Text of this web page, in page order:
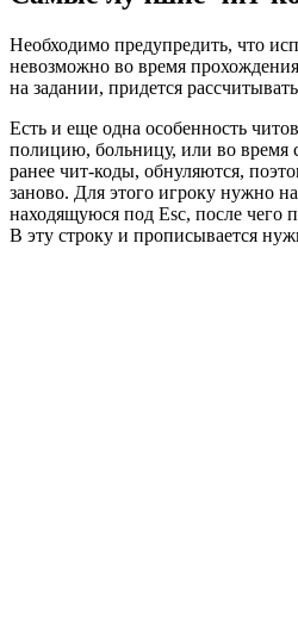
Необходимо предупредить, что
невозможно во время
на задании, придется
Есть и еще одна особенность
полицию, больницу, или во время
ранее чит-коды, обнуляются,
заново. Для этого игроку нужно
находящуюся под Esc, после чего
В эту строку и прописывается